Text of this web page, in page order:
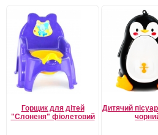
Горщик для дітей
"Слоненя" фіолетовий
Дитячий